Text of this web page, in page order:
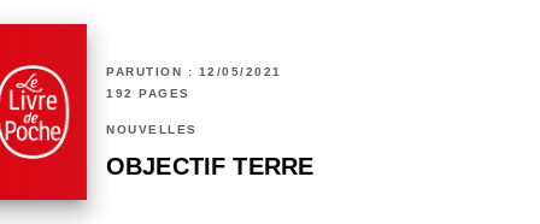
PARUTION : 12/05/2021
192 PAGES
NOUVELLES
OBJECTIF TERRE